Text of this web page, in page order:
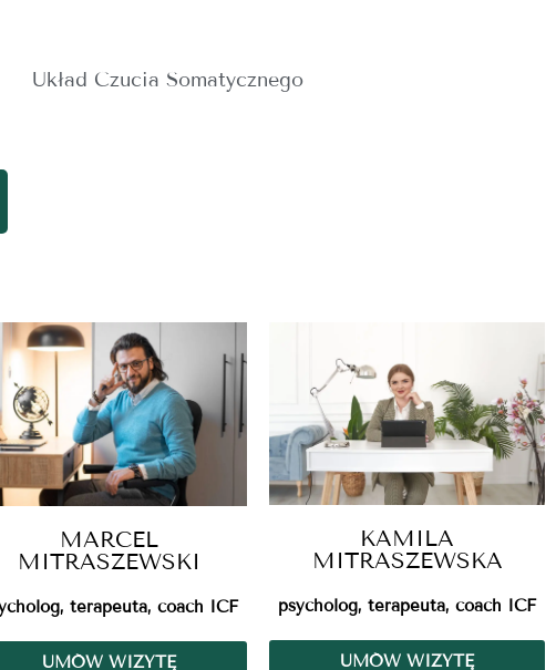
Układ Czucia Somatycznego
MARCEL
MITRASZEWSKI
terapeuta, coach ICF
UMÓW WIZYTĘ
KAMILA
MITRASZEWSKA
psycholog, terapeuta, coach ICF
UMÓW WIZYTĘ